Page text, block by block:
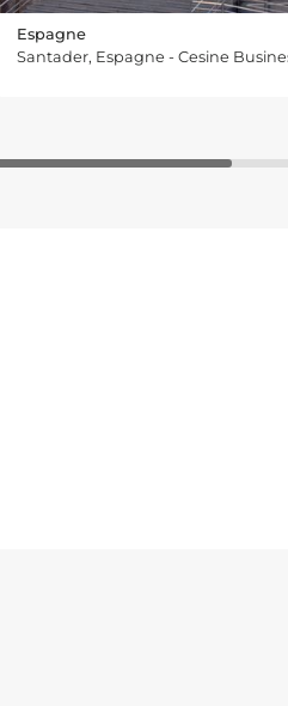
Espagne
Santader, Espagne - Cesine